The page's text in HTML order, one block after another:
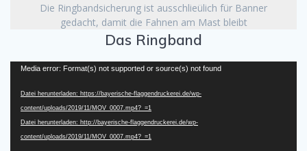
Die Ringbandsicherung ist ausschlieülich für Banner
gedacht, damit die Fahnen am Mast bleibt
Das Ringband
Video-
Media error: Format(s) not supported or source(s) not found
Datei herunterladen: https://bayerische-flaggendruckerei.de/wp-
content/uploads/2019/11/MOV_0007.mp4?_=1
Datei herunterladen: http://bayerische-flaggendruckerei.de/wp-
content/uploads/2019/11/MOV_0007.mp4?_=1